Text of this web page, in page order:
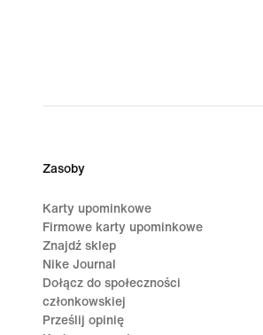
Zasoby
Karty upominkowe
Firmowe karty upominkowe
Znajdź sklep
Nike Journal
Dołącz do społeczności
członkowskiej
Prześlij opinię